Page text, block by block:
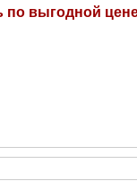
по выгодной